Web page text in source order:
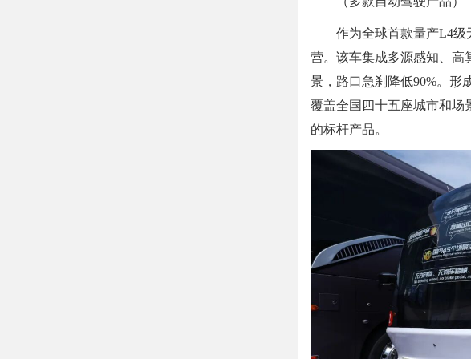
作为全球首款量产L4级
营。该车集成多源感知、高
景，路口急刹降低90%。形
覆盖全国四十五座城市和场
的标杆产品。